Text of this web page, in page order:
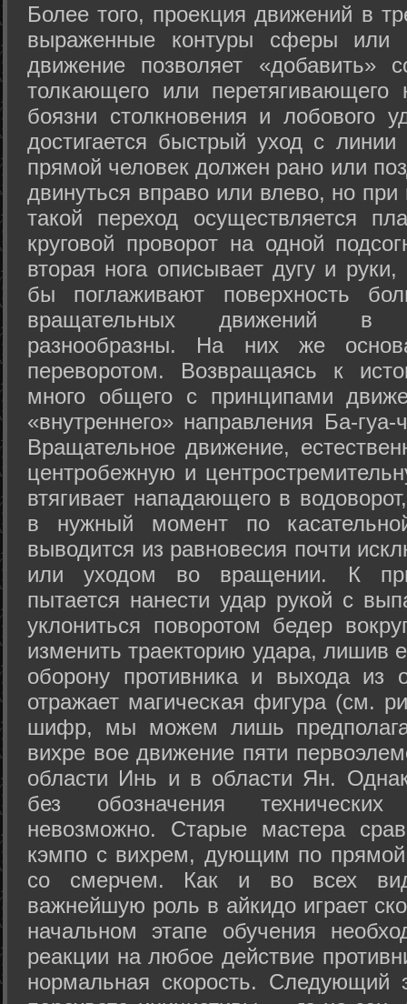
Более того, проекция движений в
выраженные контуры сферы или
движение позволяет «добавить»
толкающего или перетягивающего
боязни столкновения и лобового
достигается быстрый уход с
прямой человек должен рано или
двинуться вправо или влево, но
такой переход осуществляется
круговой проворот на одной
вторая нога описывает дугу и
бы поглаживают поверхность
вращательных движений в
разнообразны. На них же
переворотом. Возвращаясь к
много общего с принципами
«внутреннего» направления Ба-
Вращательное движение,
центробежную и
втягивает нападающего в
в нужный момент по
выводится из равновесия почти
или уходом во вращении. К
пытается нанести удар рукой с
уклониться поворотом бедер
изменить траекторию удара, лишив
оборону противника и выхода из
отражает магическая фигура (см.
шифр, мы можем лишь
вихре вое движение пяти
области Инь и в области Ян.
без обозначения
невозможно. Старые мастера
кэмпо с вихрем, дующим по
со смерчем. Как и во всех
важнейшую роль в айкидо играет
начальном этапе обучения
реакции на любое действие
нормальная скорость.